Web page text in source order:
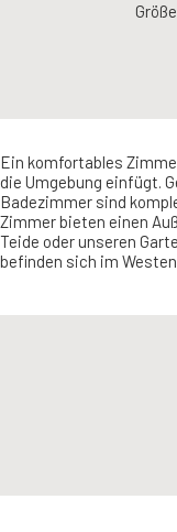
Ein komfortables
die Umgebung einfügt.
Badezimmer sind
Zimmer bieten einen
Teide oder unseren
befinden sich im